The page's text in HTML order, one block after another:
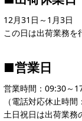
12月31日～1月3日
この日は出荷業務を
■営業日
営業時間：09:30～
（電話対応休止時間
土日祝日は出荷業務